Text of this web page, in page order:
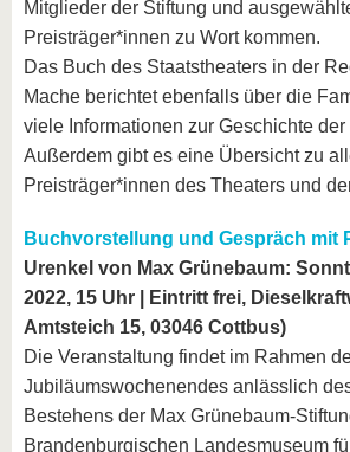
Mitglieder der Stiftung und
Preisträger*innen zu Wort kommen.
Das Buch des Staatstheaters in der
Mache berichtet ebenfalls über die
viele Informationen zur Geschichte der
Außerdem gibt es eine Übersicht zu
Preisträger*innen des Theaters und
Buchvorstellung und Gespräch mit
Urenkel von Max Grünebaum:
2022, 15 Uhr | Eintritt frei,
Amtsteich 15, 03046 Cottbus)
Die Veranstaltung findet im Rahmen
Jubiläumswochenendes anlässlich
Bestehens der Max Grünebaum-
Brandenburgischen Landesmuseum